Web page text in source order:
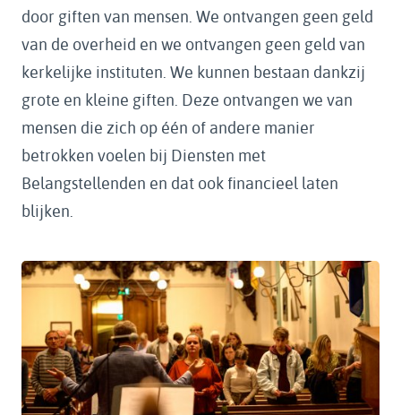
door giften van mensen. We ontvangen geen geld
van de overheid en we ontvangen geen geld van
kerkelijke instituten. We kunnen bestaan dankzij
grote en kleine giften. Deze ontvangen we van
mensen die zich op één of andere manier
betrokken voelen bij Diensten met
Belangstellenden en dat ook financieel laten
blijken.